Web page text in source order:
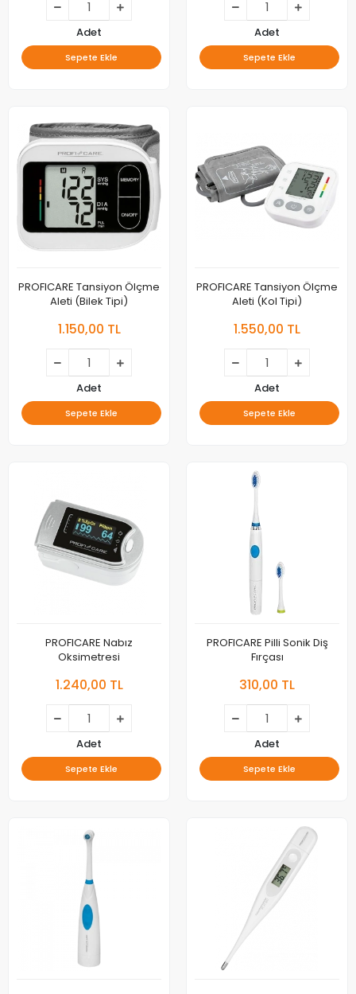
Adet
Sepete Ekle
Adet
Sepete Ekle
PROFICARE Tansiyon Ölçme
Aleti (Bilek Tipi)
1.150,00 TL
Adet
Sepete Ekle
PROFICARE Tansiyon Ölçme
Aleti (Kol Tipi)
1.550,00 TL
Adet
Sepete Ekle
PROFICARE Nabız
Oksimetresi
1.240,00 TL
Adet
Sepete Ekle
PROFICARE Pilli Sonik Diş
Fırçası
310,00 TL
Adet
Sepete Ekle